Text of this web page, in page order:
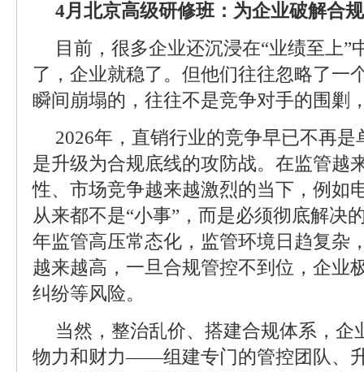
4月北京高级研修班：为企业破解合
目前，很多企业还沉浸在“业绩至上”
了，企业就稳了。但他们往往忽略了一
瞬间崩塌的，往往不是竞争对手的围剿
2026年，直销行业的竞争早已不再
是升级为合规底线的攻防战。在监管越
性、市场竞争越来越激烈的当下，例如
从来都不是“小事”，而是必须彻底解决
年监管高压常态化，监管环境日趋复杂
越来越高，一旦合规管控不到位，企业
纠纷等风险。
当然，整治乱价、搭建合规体系，企
物力和财力——组建专门的管控团队、